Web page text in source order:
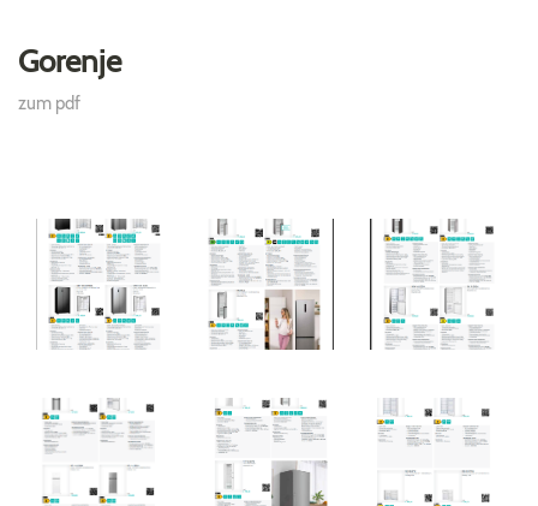
Gorenje
zum pdf